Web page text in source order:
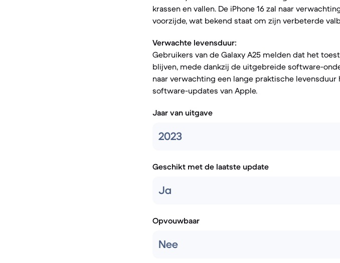
krassen en vallen. De iPhone 16 zal naar
voorzijde, wat bekend staat om zijn verbeterde
Verwachte levensduur:
Gebruikers van de Galaxy A25 melden dat het
blijven, mede dankzij de uitgebreide software-
naar verwachting een lange praktische
software-updates van Apple.
Jaar van uitgave
2023
Geschikt met de laatste update
Ja
Opvouwbaar
Nee